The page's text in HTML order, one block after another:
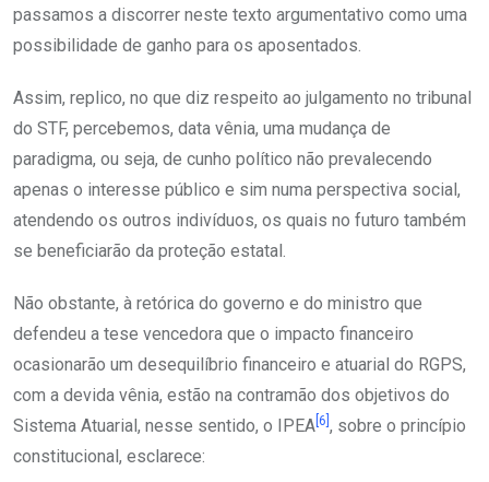
passamos a discorrer neste texto argumentativo como uma
possibilidade de ganho para os aposentados.
Assim, replico, no que diz respeito ao julgamento no tribunal
do STF, percebemos, data vênia, uma mudança de
paradigma, ou seja, de cunho político não prevalecendo
apenas o interesse público e sim numa perspectiva social,
atendendo os outros indivíduos, os quais no futuro também
se beneficiarão da proteção estatal.
Não obstante, à retórica do governo e do ministro que
defendeu a tese vencedora que o impacto financeiro
ocasionarão um desequilíbrio financeiro e atuarial do RGPS,
com a devida vênia, estão na contramão dos objetivos do
Sistema Atuarial, nesse sentido, o IPEA [6] , sobre o princípio
constitucional, esclarece: